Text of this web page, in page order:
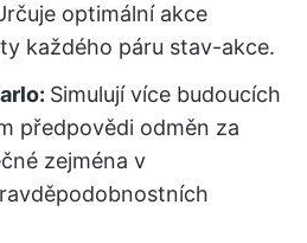
optimální akce
každého páru stav-akce.
Simulují více budoucích
předpovědi odměn za
zejména v